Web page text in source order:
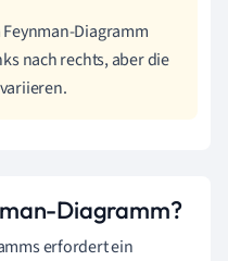
Diagramm
nach rechts, aber die
Diagramm?
erfordert ein